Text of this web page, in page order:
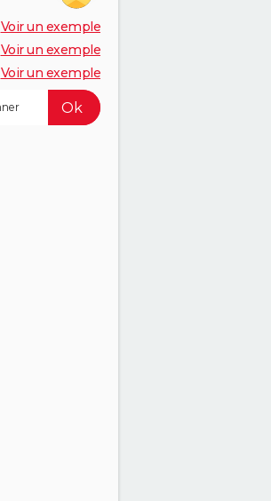
Voir un exemple
Voir un exemple
Voir un exemple